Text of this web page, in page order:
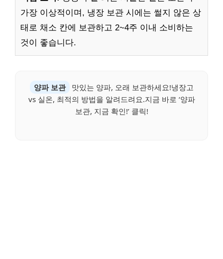
가장 이상적이며, 냉장 보관 시에는 썰지 않은 상
태로 채소 칸에 보관하고 2~4주 이내 소비하는
것이 좋습니다.
양파 보관
맛있는 양파, 오래 보관하세요!냉장고
vs 실온, 최적의 방법을 알려드려요.지금 바로 ‘양파
보관, 지금 확인!’ 클릭!